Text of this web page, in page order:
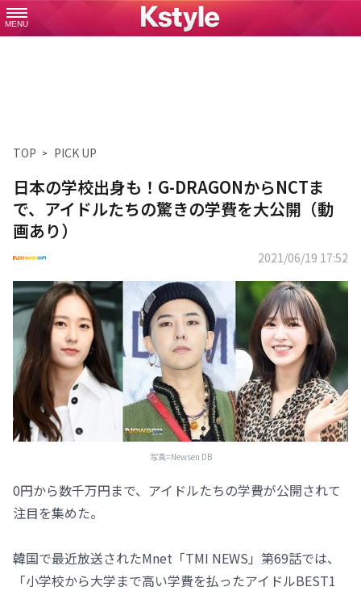
MENU
TOP PICK UP
日本の学校出身も！G-DRAGONからNCTま
で、アイドルたちの驚きの学費を大公開（動
画あり）
2021/06/19 17:52
写真=Newsen DB
0円から数千万円まで、アイドルたちの学費が公開されて
注目を集めた。
韓国で最近放送されたMnet「TMI NEWS」第69話では、
「小学校から大学まで高い学費を払ったアイドルBEST1